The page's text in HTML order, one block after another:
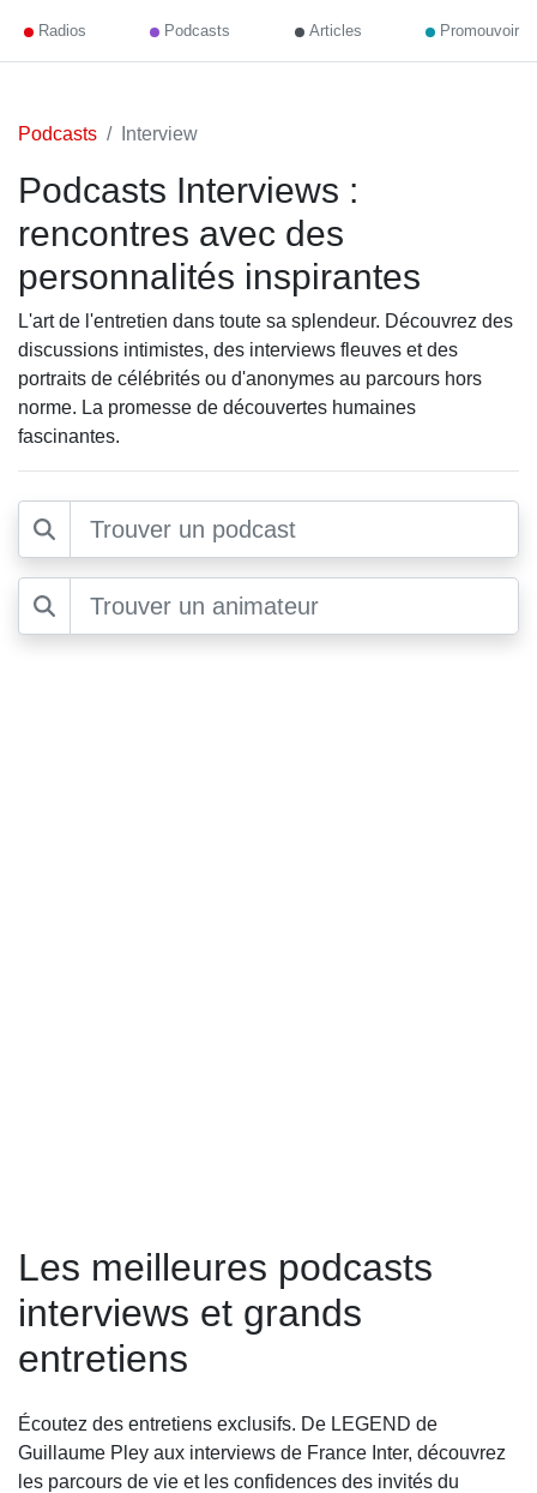
Radios Podcasts Articles Promouvoir
Podcasts Interview
Podcasts Interviews :
rencontres avec des
personnalités inspirantes
L'art de l'entretien dans toute sa splendeur. Découvrez des
discussions intimistes, des interviews fleuves et des
portraits de célébrités ou d'anonymes au parcours hors
norme. La promesse de découvertes humaines
fascinantes.
Les meilleures podcasts
interviews et grands
entretiens
Écoutez des entretiens exclusifs. De LEGEND de
Guillaume Pley aux interviews de France Inter, découvrez
les parcours de vie et les confidences des invités du